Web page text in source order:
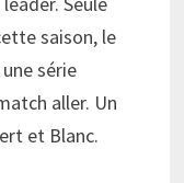
saison, le
série
aller. Un
et Blanc.